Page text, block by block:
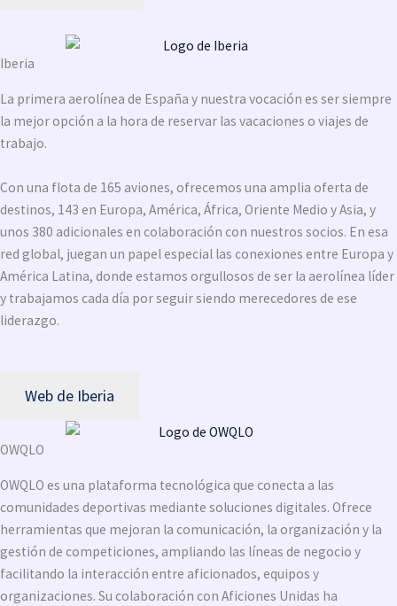
Iberia
La primera aerolínea de España y nuestra vocación es ser siempre
la mejor opción a la hora de reservar las vacaciones o viajes de
trabajo.
Con una flota de 165 aviones, ofrecemos una amplia oferta de
destinos, 143 en Europa, América, África, Oriente Medio y Asia, y
unos 380 adicionales en colaboración con nuestros socios. En esa
red global, juegan un papel especial las conexiones entre Europa y
América Latina, donde estamos orgullosos de ser la aerolínea líder
y trabajamos cada día por seguir siendo merecedores de ese
liderazgo.
Web de Iberia
OWQLO
OWQLO es una plataforma tecnológica que conecta a las
comunidades deportivas mediante soluciones digitales. Ofrece
herramientas que mejoran la comunicación, la organización y la
gestión de competiciones, ampliando las líneas de negocio y
facilitando la interacción entre aficionados, equipos y
organizaciones. Su colaboración con Aficiones Unidas ha